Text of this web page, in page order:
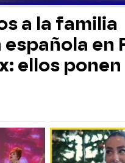
a la familia
en
ellos ponen